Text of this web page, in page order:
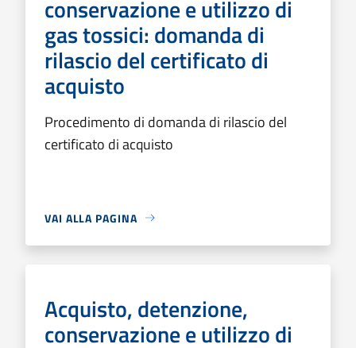
conservazione e utilizzo di
gas tossici: domanda di
rilascio del certificato di
acquisto
Procedimento di domanda di rilascio del
certificato di acquisto
VAI ALLA PAGINA
Acquisto, detenzione,
conservazione e utilizzo di